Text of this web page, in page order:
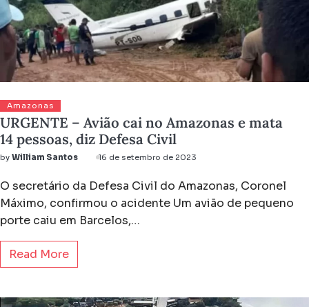
Amazonas
URGENTE – Avião cai no Amazonas e mata
14 pessoas, diz Defesa Civil
by William Santos 16 de setembro de 2023
O secretário da Defesa Civil do Amazonas, Coronel
Máximo, confirmou o acidente Um avião de pequeno
porte caiu em Barcelos,…
Read More